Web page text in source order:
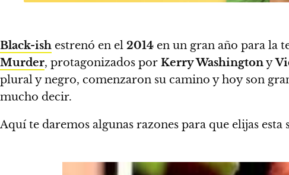
Black-ish estrenó en el 2014 en un gran año para la
Murder, protagonizados por Kerry Washingtony
plural y negro, comenzaron su camino y hoy son
mucho decir.
Aquí te daremos algunas razones para que elijas